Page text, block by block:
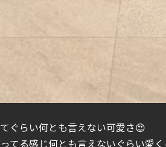
ぐらい何とも言えない可愛さ😍
てる感じ何とも言えないぐらい